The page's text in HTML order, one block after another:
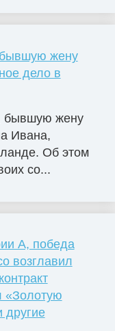
жену
дело в
бывшую жену
Ивана,
Об этом
со...
А, победа
возглавил
«Золотую
другие